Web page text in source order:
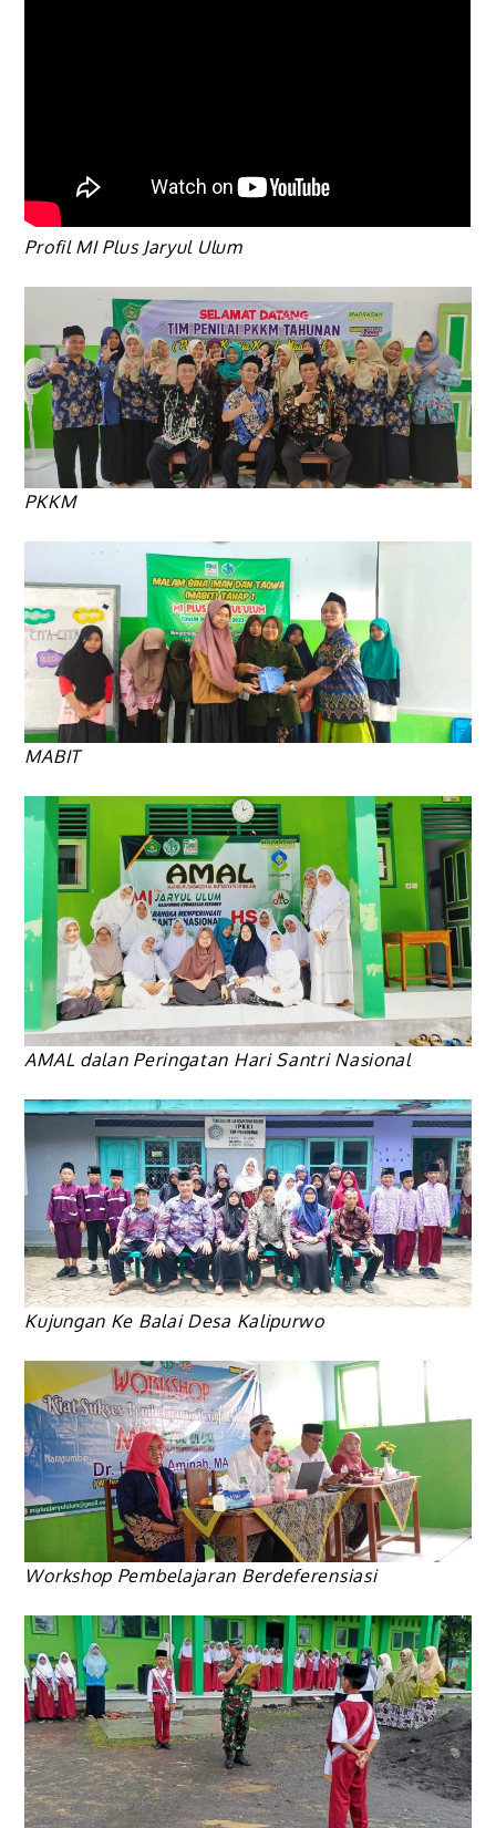
Profil MI Plus Jaryul Ulum
PKKM
MABIT
AMAL dalan Peringatan Hari Santri Nasional
Kujungan Ke Balai Desa Kalipurwo
Workshop Pembelajaran Berdeferensiasi